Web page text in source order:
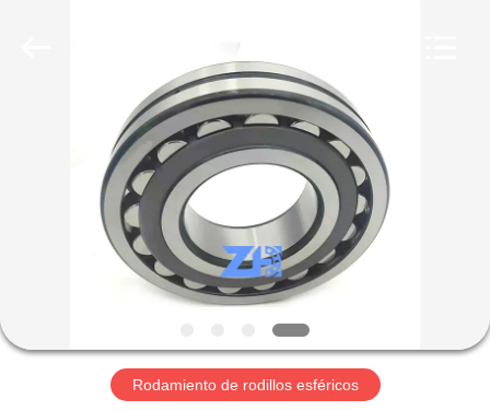
PRODUCTOS
SOBRE
NOSOTROS
VIAJE
Rodamiento de rodillos esféricos